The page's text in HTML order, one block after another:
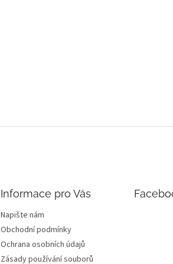
Informace pro Vás
Napište nám
Obchodní podmínky
Ochrana osobních údajů
Zásady používání souborů